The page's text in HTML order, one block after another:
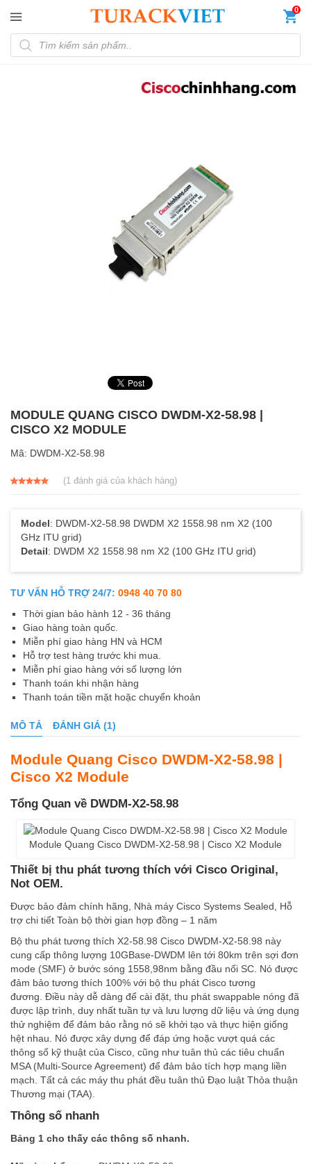
0
Tìm kiếm sản phẩm
MODULE QUANG CISCO DWDM-X2-58.98 |
CISCO X2 MODULE
Mã: DWDM-X2-58.98
(1đánh giá của khách hàng)
Model: DWDM-X2-58.98 DWDM X2 1558.98 nm X2 (100
GHz ITU grid)
Detail: DWDM X2 1558.98 nm X2 (100 GHz ITU grid)
TƯ VẤN HỖ TRỢ 24/7: 0948 40 70 80
Thời gian bảo hành 12 - 36 tháng
Giao hàng toàn quốc.
Miễn phí giao hàng HN và HCM
Hỗ trợ test hàng trước khi mua.
Miễn phí giao hàng với số lượng lớn
Thanh toán khi nhận hàng
Thanh toán tiền mặt hoặc chuyển khoản
MÔ TẢ ĐÁNH GIÁ (1)
Module Quang Cisco DWDM-X2-58.98 |
Cisco X2 Module
Tổng Quan về DWDM-X2-58.98
Module Quang Cisco DWDM-X2-58.98 | Cisco X2 Module
Thiết bị thu phát tương thích với Cisco Original,
Not OEM.
Được bảo đảm chính hãng, Nhà máy Cisco Systems Sealed, Hỗ
trợ chi tiết Toàn bộ thời gian hợp đồng – 1 năm
Bộ thu phát tương thích X2-58.98 Cisco DWDM-X2-58.98 này
cung cấp thông lượng 10GBase-DWDM lên tới 80km trên sợi đơn
mode (SMF) ở bước sóng 1558,98nm bằng đầu nối SC. Nó được
đảm bảo tương thích 100% với bộ thu phát Cisco tương
đương. Điều này dễ dàng để cài đặt, thu phát swappable nóng đã
được lập trình, duy nhất tuần tự và lưu lượng dữ liệu và ứng dụng
thử nghiệm để đảm bảo rằng nó sẽ khởi tạo và thực hiện giống
hệt nhau. Nó được xây dựng để đáp ứng hoặc vượt quá các
thông số kỹ thuật của Cisco, cũng như tuân thủ các tiêu chuẩn
MSA (Multi-Source Agreement) để đảm bảo tích hợp mạng liền
mạch. Tất cả các máy thu phát đều tuân thủ Đạo luật Thỏa thuận
Thương mại (TAA).
Thông số nhanh
Bảng 1 cho thấy các thông số nhanh.